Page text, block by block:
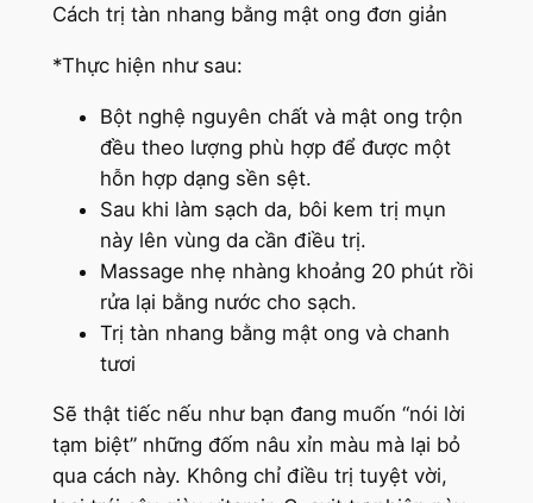
Cách trị tàn nhang bằng mật ong đơn giản
*Thực hiện như sau:
Bột nghệ nguyên chất và mật ong trộn
đều theo lượng phù hợp để được một
hỗn hợp dạng sền sệt.
Sau khi làm sạch da, bôi kem trị mụn
này lên vùng da cần điều trị.
Massage nhẹ nhàng khoảng 20 phút rồi
rửa lại bằng nước cho sạch.
Trị tàn nhang bằng mật ong và chanh
tươi
Sẽ thật tiếc nếu như bạn đang muốn “nói lời
tạm biệt” những đốm nâu xỉn màu mà lại bỏ
qua cách này. Không chỉ điều trị tuyệt vời,